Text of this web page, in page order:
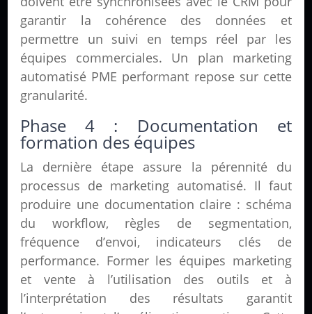
garantir la cohérence des données et
permettre un suivi en temps réel par les
équipes commerciales. Un plan marketing
automatisé PME performant repose sur cette
granularité.
Phase 4 : Documentation et
formation des équipes
La dernière étape assure la pérennité du
processus de marketing automatisé. Il faut
produire une documentation claire : schéma
du workflow, règles de segmentation,
fréquence d’envoi, indicateurs clés de
performance. Former les équipes marketing
et vente à l’utilisation des outils et à
l’interprétation des résultats garantit